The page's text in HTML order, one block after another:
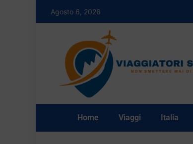
Agosto 6, 2026
Home Viaggi Italia